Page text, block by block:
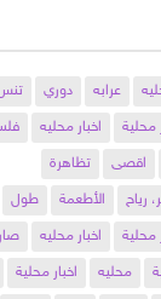
عرابه دوري
محلية اخبار محليه
اقصى
تظاهرة
رياح
الأطعمة طول
محلية اخبار محليه
محليه اخبار محلية